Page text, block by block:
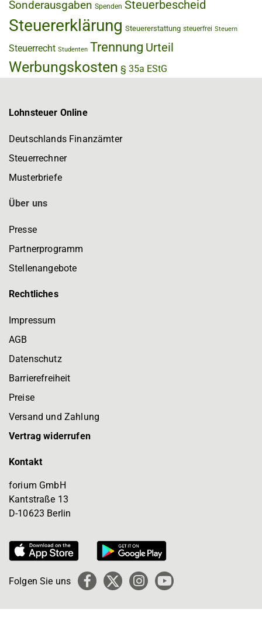
Sonderausgaben Spenden Steuerbescheid
Steuererklärung Steuererstattung steuerfrei Steuern
Steuerrecht Studenten Trennung Urteil
Werbungskosten § 35a EStG
Lohnsteuer Online
Deutschlands Finanzämter
Steuerrechner
Musterbriefe
Über uns
Presse
Partnerprogramm
Stellenangebote
Rechtliches
Impressum
AGB
Datenschutz
Barrierefreiheit
Preise
Versand und Zahlung
Vertrag widerrufen
Kontakt
forium GmbH
Kantstraße 13
D-10623 Berlin
Folgen Sie uns Facebook
X
Instagram